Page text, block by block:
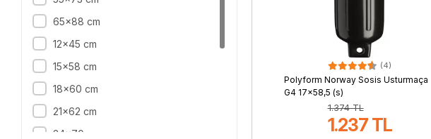
65x88 cm
12x45 cm
15x58 cm
18x60 cm
21x62 cm
24x70 cm
(4)
Polyform Norway Sosis Usturmaça
G4 17×58,5 (s)
1.374 TL
1.237 TL